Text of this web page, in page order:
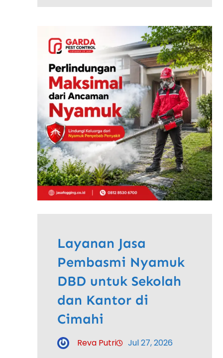
Layanan Jasa
Pembasmi Nyamuk
DBD untuk Sekolah
dan Kantor di
Cimahi
Reva Putri Jul 27, 2026